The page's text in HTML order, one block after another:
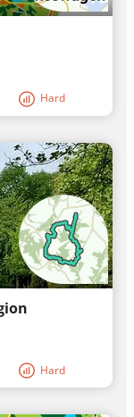
Hard
Hard